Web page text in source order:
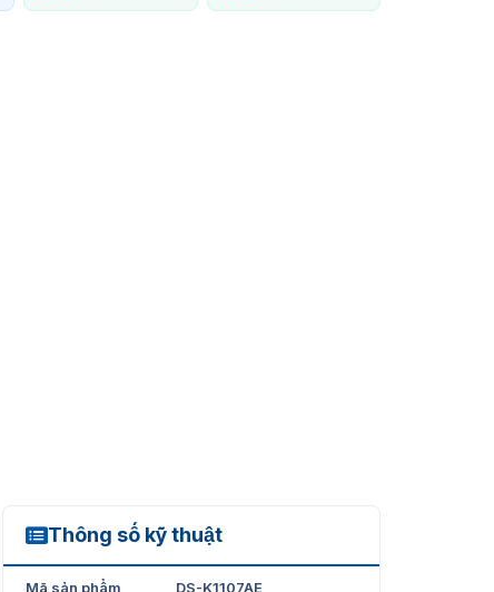
Thông số kỹ thuật
DS-K1107AE
Mã sản phẩm DS-K1107AE